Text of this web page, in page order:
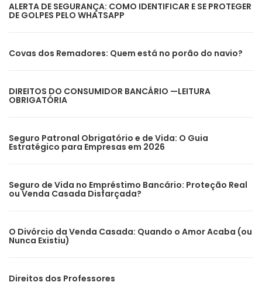
ALERTA DE SEGURANÇA: COMO IDENTIFICAR E SE PROTEGER
DE GOLPES PELO WHATSAPP
Covas dos Remadores: Quem está no porão do navio?
DIREITOS DO CONSUMIDOR BANCÁRIO —LEITURA
OBRIGATÓRIA
Seguro Patronal Obrigatório e de Vida: O Guia
Estratégico para Empresas em 2026
Seguro de Vida no Empréstimo Bancário: Proteção Real
ou Venda Casada Disfarçada?
O Divórcio da Venda Casada: Quando o Amor Acaba (ou
Nunca Existiu)
Direitos dos Professores